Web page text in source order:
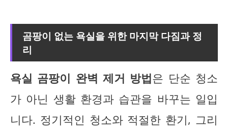
곰팡이 없는 욕실을 위한 마지막 다짐과 정
리
욕실 곰팡이 완벽 제거 방법은 단순 청소
가 아닌 생활 환경과 습관을 바꾸는 일입
니다. 정기적인 청소와 적절한 환기, 그리